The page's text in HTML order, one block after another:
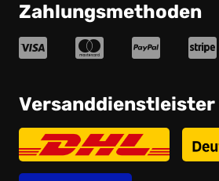
Zahlungsmethoden
Versanddienstleister